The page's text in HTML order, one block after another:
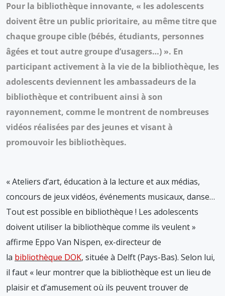
Pour la bibliothèque innovante, « les adolescents
doivent être un public prioritaire, au même titre que
chaque groupe cible (bébés, étudiants, personnes
âgées et tout autre groupe d’usagers…) ». En
participant activement à la vie de la bibliothèque, les
adolescents deviennent les ambassadeurs de la
bibliothèque et contribuent ainsi à son
rayonnement, comme le montrent de nombreuses
vidéos réalisées par des jeunes et visant à
promouvoir les bibliothèques.
« Ateliers d’art, éducation à la lecture et aux médias,
concours de jeux vidéos, événements musicaux, danse…
Tout est possible en bibliothèque ! Les adolescents
doivent utiliser la bibliothèque comme ils veulent »
affirme Eppo Van Nispen, ex-directeur de
la bibliothèque DOK, située à Delft (Pays-Bas). Selon lui,
il faut « leur montrer que la bibliothèque est un lieu de
plaisir et d’amusement où ils peuvent trouver de